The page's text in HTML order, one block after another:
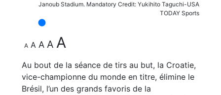
Janoub Stadium. Mandatory Credit: Yukihito Taguchi-USA
TODAY Sports
A A A A A
Au bout de la séance de tirs au but, la Croatie,
vice-championne du monde en titre, élimine le
Brésil, l’un des grands favoris de la